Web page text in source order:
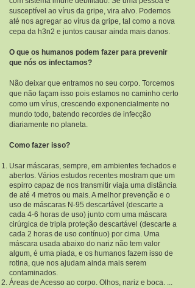
susceptível ao vírus da gripe, vira alvo. Podemos
até nos agregar ao vírus da gripe, tal como a nova
cepa da h3n2 e juntos causar ainda mais danos.
O que os humanos podem fazer para prevenir
que nós os infectamos?
Não deixar que entramos no seu corpo. Torcemos
que não façam isso pois estamos no caminho certo
como um vírus, crescendo exponencialmente no
mundo todo, batendo recordes de infecção
diariamente no planeta.
Como fazer isso?
Usar máscaras, sempre, em ambientes fechados e
abertos. Vários estudos recentes mostram que um
espirro capaz de nos transmitir viaja uma distância
de até 4 metros ou mais. A melhor prevenção e o
uso de máscaras N-95 descartável (descarte a
cada 4-6 horas de uso) junto com uma máscara
cirúrgica de tripla proteção descartável (descarte a
cada 2 horas de uso contínuo) por cima. Uma
máscara usada abaixo do nariz não tem valor
algum, é uma piada, e os humanos fazem isso de
rotina, que nos ajudam ainda mais serem
contaminados.
Áreas de Acesso ao corpo. Olhos, nariz e boca. ...